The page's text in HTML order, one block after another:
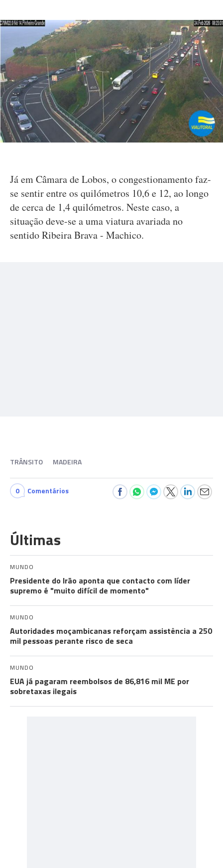
Já em Câmara de Lobos, o congestionamento faz-
se sentir entre os quilómetros 10,6 e 12, ao longo
de cerca de 1,4 quilómetros. Neste caso, a
situação deve-se a uma viatura avariada no
sentido Ribeira Brava - Machico.
TRÂNSITO MADEIRA
0 Comentários
Últimas
MUNDO
Presidente do Irão aponta que contacto com líder
supremo é "muito difícil de momento"
MUNDO
Autoridades moçambicanas reforçam assistência a 250
mil pessoas perante risco de seca
MUNDO
EUA já pagaram reembolsos de 86,816 mil ME por
sobretaxas ilegais